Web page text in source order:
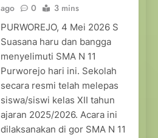
ago
0 3 mins
PURWOREJO, 4 Mei 2026 S
Suasana haru dan bangga
menyelimuti SMA N 11
Purworejo hari ini. Sekolah
secara resmi telah melepas
siswa/siswi kelas XII tahun
ajaran 2025/2026. Acara ini
dilaksanakan di gor SMA N 11